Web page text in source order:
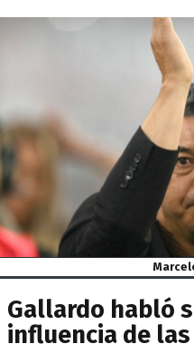
Gallardo habló
influencia de